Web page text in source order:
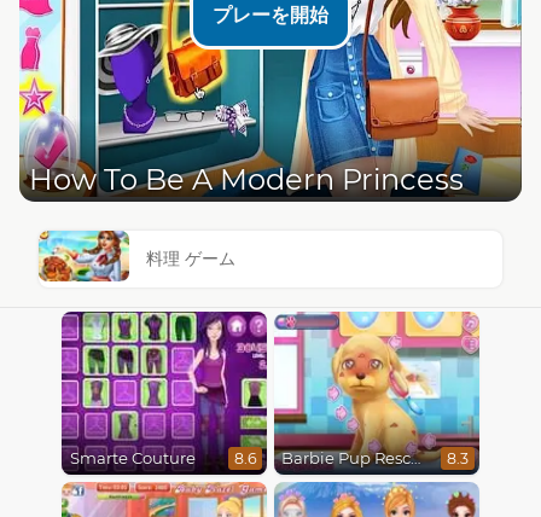
プレーを開始
How To Be A Modern Princess
料理 ゲーム
Smarte Couture 8.6 Barbie Pup Rescue 8.3